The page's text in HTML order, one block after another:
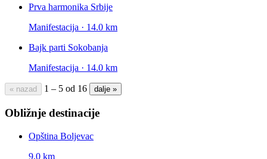
Prva harmonika Srbije
Manifestacija · 14.0 km
Bajk parti Sokobanja
Manifestacija · 14.0 km
« nazad 1 – 5 od 16 dalje »
Obližnje destinacije
Opština Boljevac
9.0 km